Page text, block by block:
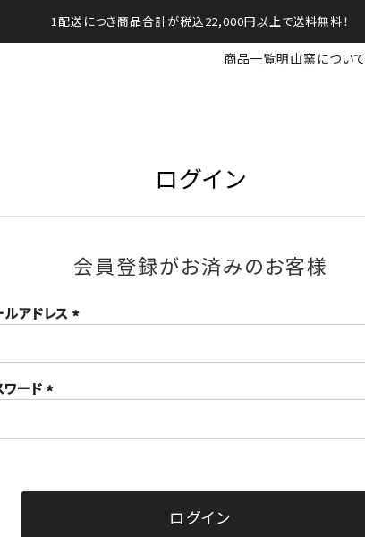
1配送につき商品合計が税込22,000円以上で送料無料！
商品一覧明山窯について
ログイン
会員登録がお済みのお客様
ルアドレス
須)
ワード
須)
ログイン